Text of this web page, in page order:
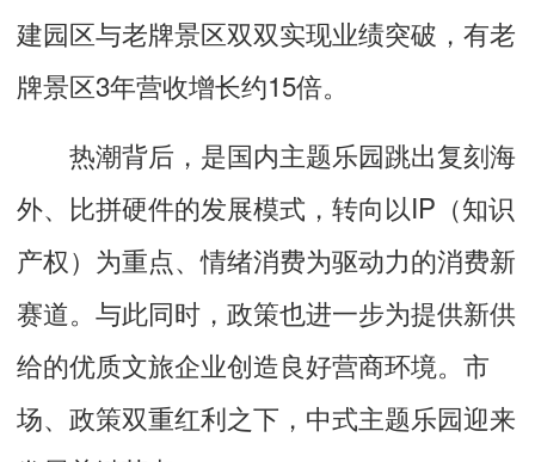
建园区与老牌景区双双实现业绩突破，有老
牌景区3年营收增长约15倍。
热潮背后，是国内主题乐园跳出复刻海
外、比拼硬件的发展模式，转向以IP（知识
产权）为重点、情绪消费为驱动力的消费新
赛道。与此同时，政策也进一步为提供新供
给的优质文旅企业创造良好营商环境。市
场、政策双重红利之下，中式主题乐园迎来